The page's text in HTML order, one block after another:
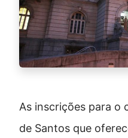
As inscrições para o
de Santos que